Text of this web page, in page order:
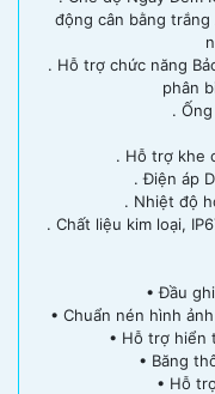
động cân bằng trắng
. Hỗ trợ chức năng
phân
.
. Hỗ trợ khe
. Điện áp
. Nhiệt độ
. Chất liệu kim loại,
• Đầu
• Chuẩn nén hình
• Hỗ trợ hiển
• Băng
• Hỗ